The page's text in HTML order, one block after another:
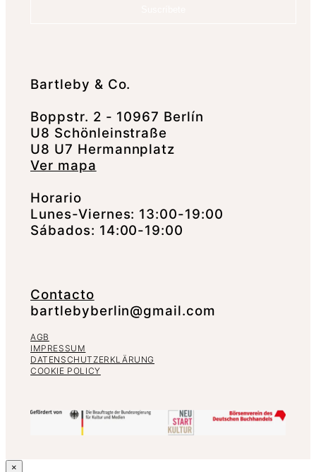
Bartleby & Co.
Boppstr. 2 - 10967 Berlín
U8 Schönleinstraße
U8 U7 Hermannplatz
Ver mapa
Horario
Lunes-Viernes: 13:00-19:00
Sábados: 14:00-19:00
Contacto
bartlebyberlin@gmail.com
AGB
IMPRESSUM
DATENSCHUTZERKLÄRUNG
COOKIE POLICY
×